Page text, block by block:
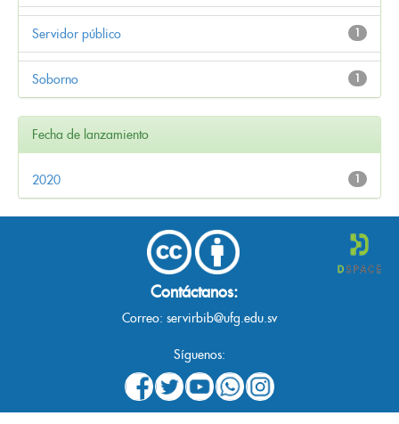
1
Servidor público
1
Soborno
Fecha de lanzamiento
1
2020
Contáctanos:
Correo: servirbib@ufg.edu.sv
Síguenos: